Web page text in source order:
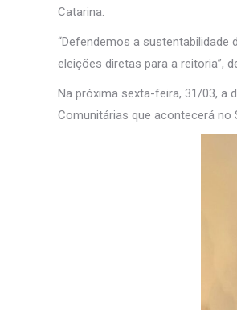
Catarina.
“Defendemos a
eleições diretas para a reitoria”,
Na próxima sexta-feira, 31/03, a
Comunitárias que acontecerá no